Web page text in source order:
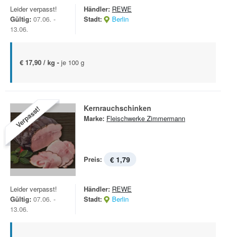
Leider verpasst!
Gültig: 07.06. -
13.06.
Händler: REWE
Stadt:
Berlin
€ 17,90 / kg - je 100 g
Verpasst! Kernrauchschinken
Marke: Fleischwerke Zimmermann
Preis: € 1,79
Leider verpasst!
Gültig: 07.06. -
13.06.
Händler: REWE
Stadt:
Berlin